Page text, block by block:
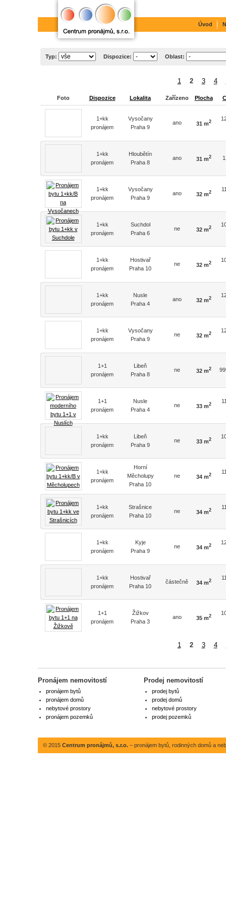
Typ: Dispozice: Oblast:
1 2 3 4
Foto Dispozice Lokalita Zařízeno Plocha
1+kk
pronájem
Vysočany
Praha 9
ano 31 m2
1+kk
pronájem
Hloubětín
Praha 8
ano 31 m2
1+kk
pronájem
Vysočany
Praha 9
ano 32 m2
1+kk
pronájem
Suchdol
Praha 6
ne 32 m2
1+kk
pronájem
Hostivař
Praha 10
ne 32 m2
1+kk
pronájem
Nusle
Praha 4
ano 32 m2
1+kk
pronájem
Vysočany
Praha 9
ne 32 m2
1+1
pronájem
Libeň
Praha 8
ne 32 m2
1+1
pronájem
Nusle
Praha 4
ne 33 m2
1+kk
pronájem
Libeň
Praha 9
ne 33 m2
1+kk
pronájem
Horní
Měcholupy
Praha 10
ne 34 m2
1+kk
pronájem
Strašnice
Praha 10
ne 34 m2
1+kk
pronájem
Kyje
Praha 9
ne 34 m2
1+kk
pronájem
Hostivař
Praha 10
částečně 34 m2
1+1
pronájem
Žižkov
Praha 3
ano 35 m2
1 2 3 4
Úvod
Pronájem nemovitostí
pronájem bytů
pronájem domů
nebytové prostory
pronájem pozemků
Prodej nemovitostí
prodej bytů
prodej domů
nebytové prostory
prodej pozemků
© 2015 Centrum pronájmů, s.r.o.– pronájem bytů, rodinných domů a